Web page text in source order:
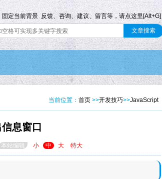
固定当前背景 反馈、咨询、建议、留言等，请点这里[Alt+G]
当前位置： 首页 >>开发技巧>>JavaScript
息窗口
本站编辑 小 中 大 特大